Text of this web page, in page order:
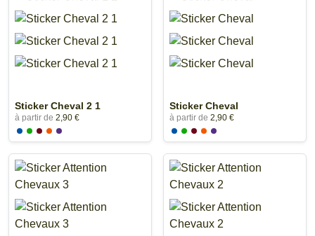
Sticker Cheval 2 1
à partir de 2,90 €
Sticker Cheval
à partir de 2,90 €